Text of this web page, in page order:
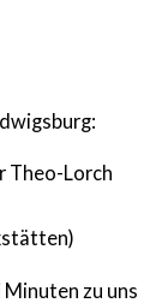
Theo-Lorch
zu uns